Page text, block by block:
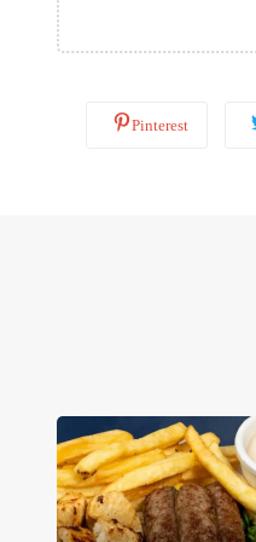
Pinterest